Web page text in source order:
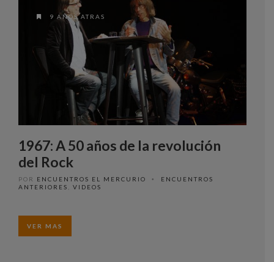
9 AÑOS ATRAS
1967: A 50 años de la revolución
del Rock
POR ENCUENTROS EL MERCURIO •
ENCUENTROS
ANTERIORES
VIDEOS
VER MAS